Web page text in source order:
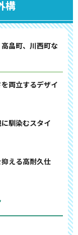
構
畠町、川西町な
両立するデザイ
馴染むスタイ
える高耐久仕